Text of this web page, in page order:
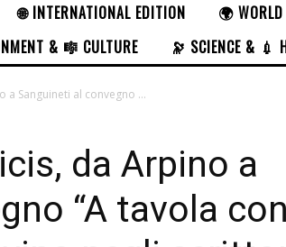
🌐 INTERNATIONAL EDITION 🌍 WORLD
& 🎼 CULTURE 🔭 SCIENCE & 💉
a Sanguineti al convegno ...
da Arpino a
“A tavola con